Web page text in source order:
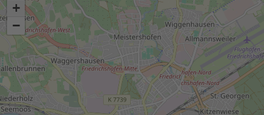
+
−
Wir benötigen Ihre Zustimmung,
um den Google Maps-Service zu laden!
Wir verwenden einen Service eines
Drittanbieters, um Karteninhalte einzubetten.
Dieser Service kann Daten zu Ihren Aktivitäten
sammeln. Bitte lesen Sie die Details durch und